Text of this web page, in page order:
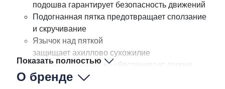
подошва гарантирует безопасность движений
Подогнанная пятка предотвращает сползание
и скручивание
Язычок над пяткой
защищает ахиллово сухожилие
Особая форма носка обеспечивает легкую
компрессию и хорошее прилегание в зоне
Показать полностью
О бренде